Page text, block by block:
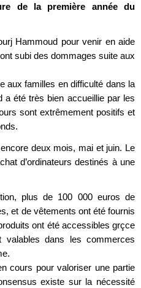
de la première année du
Hammoud pour venir en aide
subi des dommages suite aux
aux familles en difficulté dans la
a été très bien accueillie par les
sont extrêmement positifs et
deux mois, mai et juin. Le
d’ordinateurs destinés à une
plus de 100 000 euros de
et de vêtements ont été fournis
ont été accessibles grçce
valables dans les commerces
cours pour valoriser une partie
existe sur la nécessité